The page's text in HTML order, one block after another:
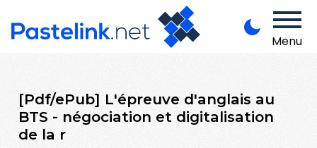
Menu
[Pdf/ePub] L'épreuve d'anglais au
BTS - négociation et digitalisation
de la r